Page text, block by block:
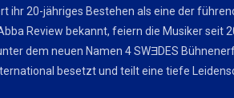
ihr 20-jähriges Bestehen als eine der
Review bekannt, feiern die Musiker seit
dem neuen Namen 4 SWƎDES
besetzt und teilt eine tiefe